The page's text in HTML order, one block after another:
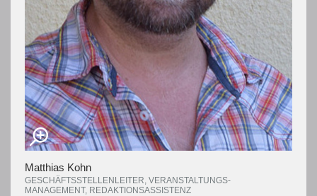
Matthias Kohn
GESCHÄFTSSTELLENLEITER, VERANSTALTUNGS-
MANAGEMENT, REDAKTIONSASSISTENZ